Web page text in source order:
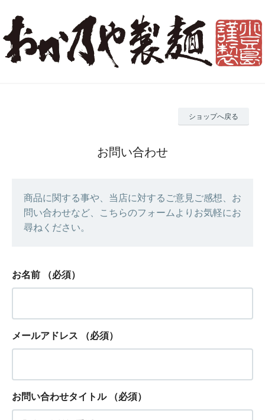
ショップへ戻る
お問い合わせ
商品に関する事や、当店に対するご意見ご感想、お
問い合わせなど、こちらのフォームよりお気軽にお
尋ねください。
お名前 （必須）
メールアドレス （必須）
お問い合わせタイトル （必須）